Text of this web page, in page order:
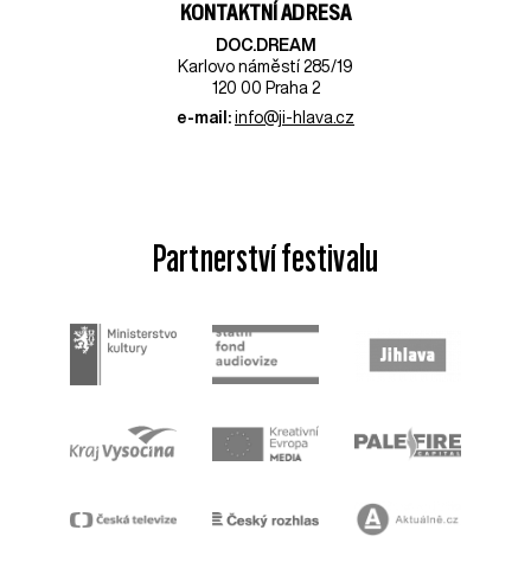
KONTAKTNÍ ADRESA
DOC.DREAM​
Karlovo náměstí 285/19
120 00 Praha 2
e-mail: info@ji-hlava.cz
Partnerství festivalu